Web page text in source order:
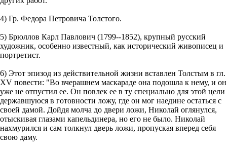
4) Гр. Федора Петровича Толстого.
5) Брюллов Карл Павлович (1799--1852), крупный русский
художник, особенно известный, как исторический живописец и
портретист.
6) Этот эпизод из действительной жизни вставлен Толстым в гл.
XV повести: "Во вчерашнем маскараде она подошла к нему, и он
уже не отпустил ее. Он повлек ее в ту специально для этой цели
державшуюся в готовности ложу, где он мог наедине остаться с
своей дамой. Дойдя молча до двери ложи, Николай оглянулся,
отыскивая глазами капельдинера, но его не было. Николай
нахмурился и сам толкнул дверь ложи, пропуская вперед себя
свою даму.